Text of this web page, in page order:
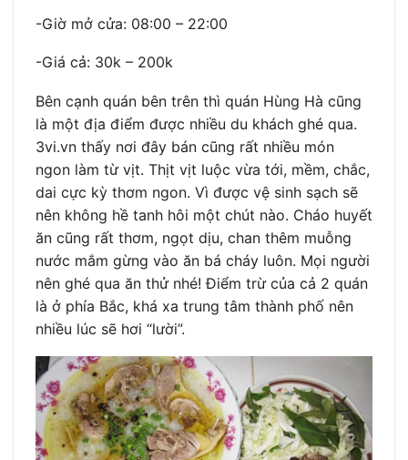
-Giờ mở cửa: 08:00 – 22:00
-Giá cả: 30k – 200k
Bên cạnh quán bên trên thì quán Hùng Hà cũng
là một địa điểm được nhiều du khách ghé qua.
3vi.vn thấy nơi đây bán cũng rất nhiều món
ngon làm từ vịt. Thịt vịt luộc vừa tới, mềm, chắc,
dai cực kỳ thơm ngon. Vì được vệ sinh sạch sẽ
nên không hề tanh hôi một chút nào. Cháo huyết
ăn cũng rất thơm, ngọt dịu, chan thêm muỗng
nước mắm gừng vào ăn bá cháy luôn. Mọi người
nên ghé qua ăn thử nhé! Điểm trừ của cả 2 quán
là ở phía Bắc, khá xa trung tâm thành phố nên
nhiều lúc sẽ hơi “lười”.